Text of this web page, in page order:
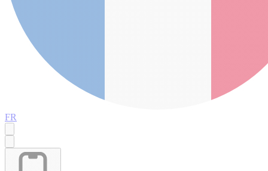
FR